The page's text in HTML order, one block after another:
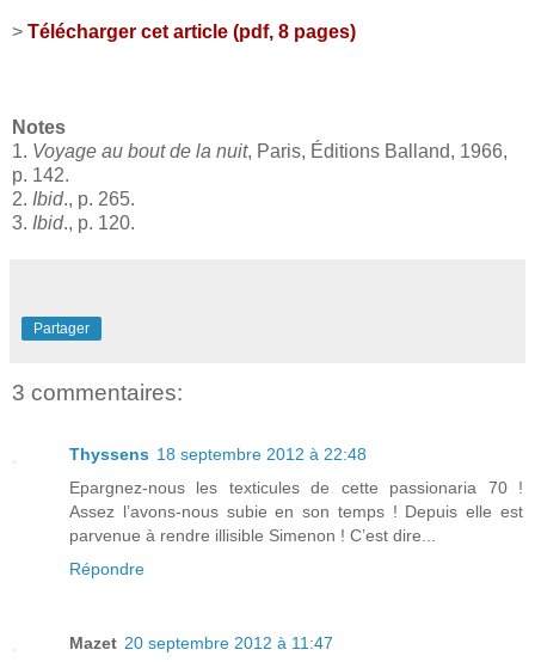
> Télécharger cet article (pdf, 8 pages)
Notes
1. Voyage au bout de la nuit, Paris, Éditions Balland, 1966,
p. 142.
2. Ibid., p. 265.
3. Ibid., p. 120.
Partager
3 commentaires:
Thyssens 18 septembre 2012 à 22:48
Epargnez-nous les texticules de cette passionaria 70 !
Assez l’avons-nous subie en son temps ! Depuis elle est
parvenue à rendre illisible Simenon ! C’est dire...
Répondre
Mazet 20 septembre 2012 à 11:47